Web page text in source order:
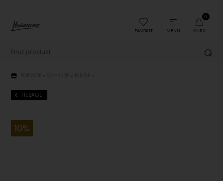
FAVORIT MENU
0
KURV
TILBAGE
10%